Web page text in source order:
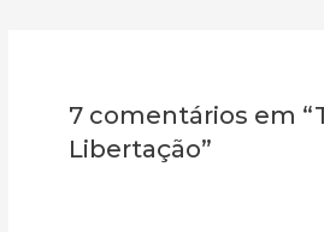
7 comentários em
Libertação”